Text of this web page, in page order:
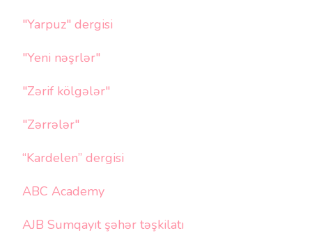
"Yarpuz" dergisi
"Yeni nəşrlər"
"Zərif kölgələr"
"Zərrələr"
“Kardelen” dergisi
ABC Academy
AJB Sumqayıt şəhər təşkilatı